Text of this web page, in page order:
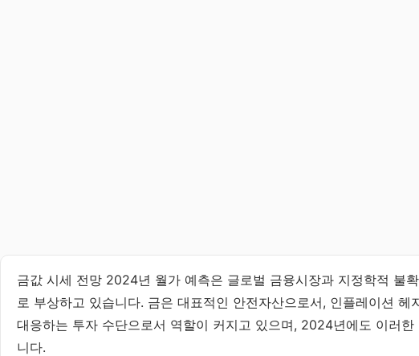
금값 시세 전망 2024년 월가 예측은 글로벌 금융시장과 지정학적 불
로 부상하고 있습니다. 금은 대표적인 안전자산으로서, 인플레이션 헤
대응하는 투자 수단으로서 역할이 커지고 있으며, 2024년에도 이러한
니다.